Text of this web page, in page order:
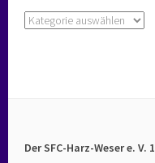
Kategorien
Der SFC-Harz-Weser e.